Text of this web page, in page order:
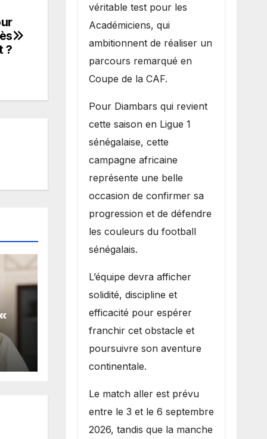
?
véritable test pour les
Académiciens, qui
ambitionnent de réaliser un
parcours remarqué en
Coupe de la CAF.
Pour Diambars qui revient
cette saison en Ligue 1
sénégalaise, cette
campagne africaine
représente une belle
occasion de confirmer sa
progression et de défendre
les couleurs du football
sénégalais.
L’équipe devra afficher
solidité, discipline et
efficacité pour espérer
franchir cet obstacle et
poursuivre son aventure
continentale.
Le match aller est prévu
entre le 3 et le 6 septembre
2026, tandis que la manche